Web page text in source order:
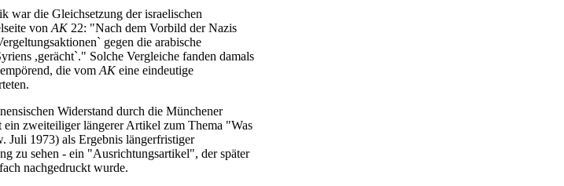
war die Gleichsetzung der israelischen
von AK22: "Nach dem Vorbild der Nazis
gegen die arabische
,gerächt`." Solche Vergleiche fanden damals
die vom AKeine eindeutige
Widerstand durch die Münchener
zweiteiliger längerer Artikel zum Thema "Was
1973) als Ergebnis längerfristiger
zu sehen - ein "Ausrichtungsartikel", der später
nachgedruckt wurde.